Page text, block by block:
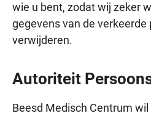
wie u bent, zodat wij zeker
gegevens van de
verwijderen.
Autoriteit
Beesd Medisch Centrum